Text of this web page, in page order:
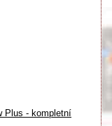
Plus - kompletní